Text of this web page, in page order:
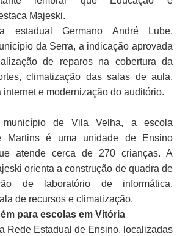
Majeski.
estadual Germano André Lube,
da Serra, a indicação aprovada
de reparos na cobertura da
climatização das salas de aula,
internet e modernização do auditório.
município de Vila Velha, a escola
Martins é uma unidade de Ensino
atende cerca de 270 crianças. A
orienta a construção de quadra de
de laboratório de informática,
de recursos e climatização.
para escolas em Vitória
Rede Estadual de Ensino, localizadas